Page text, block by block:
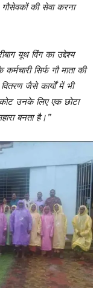
की सेवा करना
यूथ विंग का उद्देश्य
सिर्फ गौ माता की
जैसे कार्यों में भी
उनके लिए एक छोटा
बनता है।”